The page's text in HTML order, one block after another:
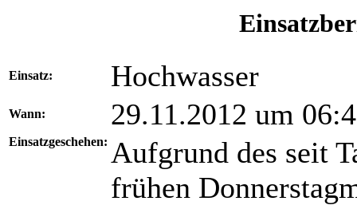
Einsatz: Hochwasser
Wann: 29.11.2012 um
Einsatzgeschehen: Aufgrund des seit
frühen